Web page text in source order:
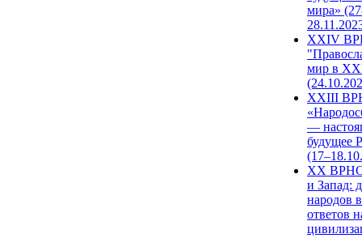
мира»
XXIV
мир в
XXIII
—
будущее
XX ВРНС
и Запад:
народов
ответов